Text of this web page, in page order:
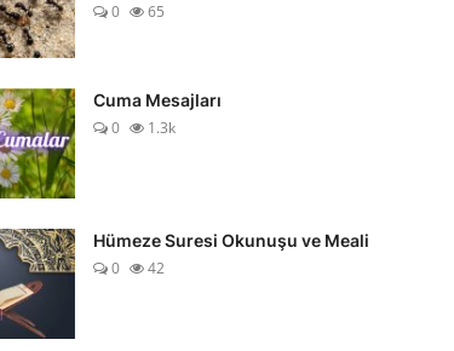
0
65
Cuma Mesajları
0
1.3k
Hümeze Suresi Okunuşu ve Meali
0
42